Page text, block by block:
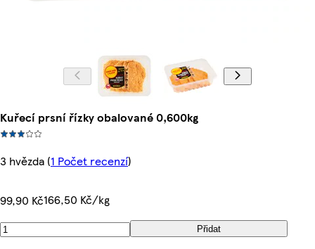
Kuřecí prsní řízky obalované 0,600kg
3 hvězda (1 Počet recenzí)
99,90 Kč166,50 Kč/kg
Přidat